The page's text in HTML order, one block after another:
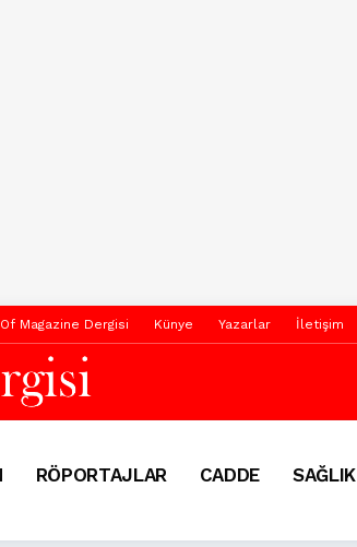
Magazine Dergisi Künye Yazarlar İletişim
RÖPORTAJLAR CADDE SAĞLIK